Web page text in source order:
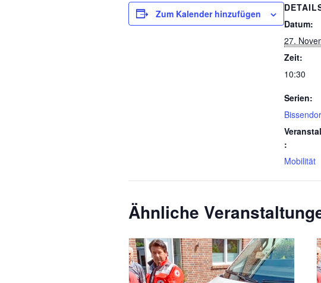
Zum Kalender hinzufügen
Datum:
27.
Zeit:
10:30
Serien:
:
Mobilität
Ähnliche